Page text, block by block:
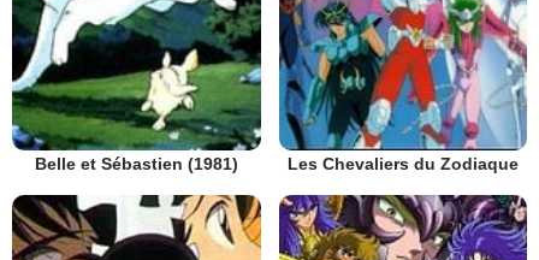
Belle et Sébastien (1981) Les Chevaliers du Zodiaque